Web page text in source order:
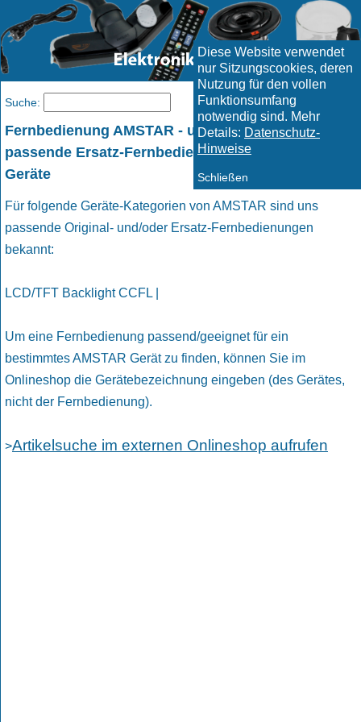
Diese Website verwendet
nur Sitzungscookies, deren
Nutzung für den vollen
Funktionsumfang
notwendig sind. Mehr
Details: Datenschutz-
Hinweise
Schließen
Fernbedienung AMSTAR - und geeignete
passende Ersatz-Fernbedienungen für AMSTAR
Geräte
Für folgende Geräte-Kategorien von AMSTAR sind uns
passende Original- und/oder Ersatz-Fernbedienungen
bekannt:
LCD/TFT Backlight CCFL |
Um eine Fernbedienung passend/geeignet für ein
bestimmtes AMSTAR Gerät zu finden, können Sie im
Onlineshop die Gerätebezeichnung eingeben (des Gerätes,
nicht der Fernbedienung).
>Artikelsuche im externen Onlineshop aufrufen
Suche: